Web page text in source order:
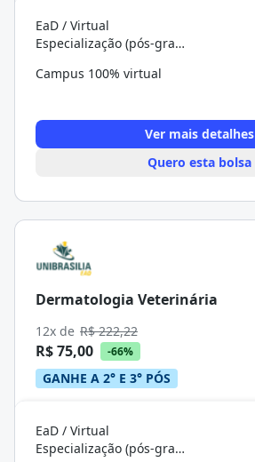
EaD / Virtual
Especialização (pós-graduação)
Campus 100% virtual
Ver mais detalhes
Quero esta bolsa
Dermatologia Veterinária
12x de R$ 222,22
R$ 75,00 -66%
GANHE A 2° E 3° PÓS
EaD / Virtual
Especialização (pós-graduação)